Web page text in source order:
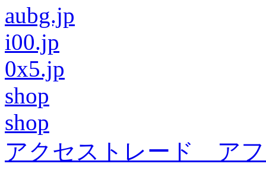
aubg.jp
i00.jp
0x5.jp
shop
shop
アクセストレード ア